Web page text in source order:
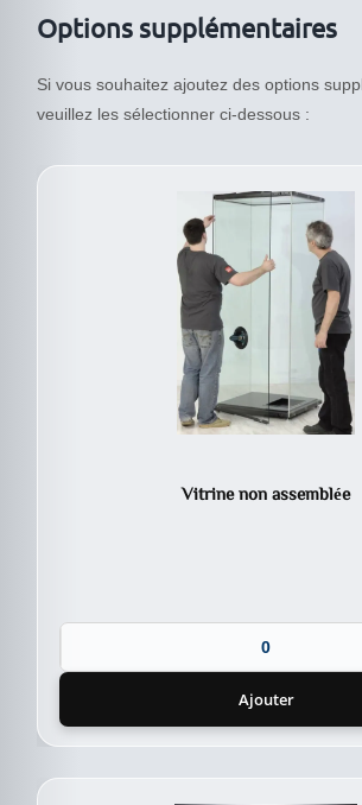
10053VA
Options supplémentaires
Si vous souhaitez ajoutez des options
veuillez les sélectionner ci-dessous :
Vitrine non assemblée
Ajouter